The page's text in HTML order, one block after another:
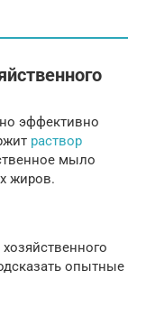
эффективно
раствор
мыло
жиров.
опытные